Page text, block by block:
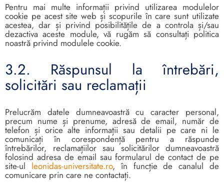
Pentru mai multe informații privind utilizarea modulelor
cookie pe acest site web și scopurile în care sunt utilizate
acestea, dar și privind posibilitățile de a controla și/sau
dezactiva aceste module, vă rugăm să consultați politica
noastră privind modulele cookie.
3.2. Răspunsul la întrebări,
solicitări sau reclamații
Prelucrăm datele dumneavoastră cu caracter personal,
precum nume și prenume, adresă de email, număr de
telefon și orice alte informații sau detalii pe care ni le
comunicați în corespondență pentru a răspunde
întrebărilor, reclamațiilor sau solicitărilor dumneavoastră
folosind adresa de email sau formularul de contact de pe
site-ul leonidas-universitate.ro, în funcție de canalul de
comunicare prin care ne contactați.